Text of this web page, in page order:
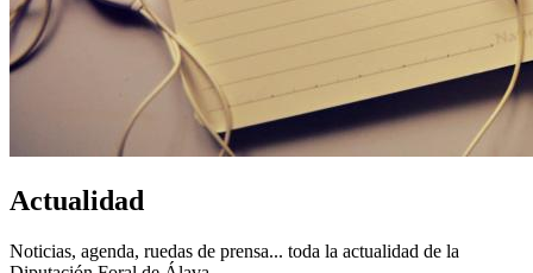
Actualidad
Noticias, agenda, ruedas de prensa... toda la actualidad de la